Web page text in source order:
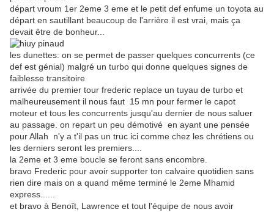
départ vroum 1er 2eme 3 eme et le petit def enfume un toyota au
départ en sautillant beaucoup de l'arrière il est vrai, mais ça
devait être de bonheur...
les dunettes: on se permet de passer quelques concurrents (ce
def est génial) malgré un turbo qui donne quelques signes de
faiblesse transitoire
arrivée du premier tour frederic replace un tuyau de turbo et
malheureusement il nous faut 15 mn pour fermer le capot
moteur et tous les concurrents jusqu'au dernier de nous saluer
au passage. on repart un peu démotivé en ayant une pensée
pour Allah n'y a t'il pas un truc ici comme chez les chrétiens ou
les derniers seront les premiers....
la 2eme et 3 eme boucle se feront sans encombre.
bravo Frederic pour avoir supporter ton calvaire quotidien sans
rien dire mais on a quand même terminé le 2eme Mhamid
express......
et bravo à Benoît, Lawrence et tout l'équipe de nous avoir